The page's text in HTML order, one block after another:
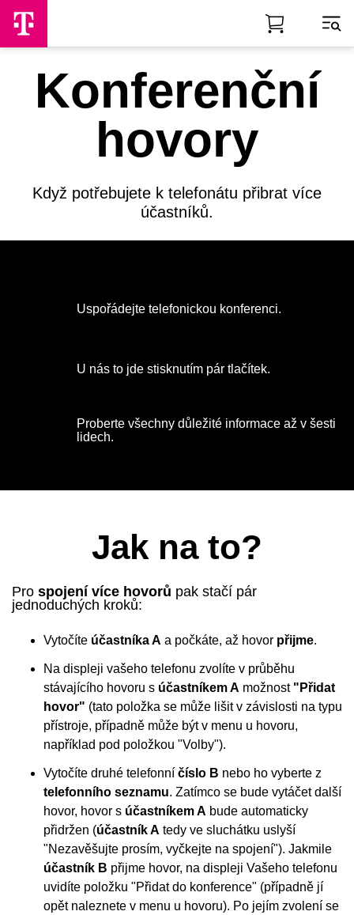
Skip to Main Content
Konferenční
hovory
Když potřebujete k telefonátu přibrat více
účastníků.
Uspořádejte telefonickou konferenci.
U nás to jde stisknutím pár tlačítek.
Proberte všechny důležité informace až v šesti
lidech.
Jak na to?
Pro spojení více hovorů pak stačí pár
jednoduchých kroků:
Vytočíte účastníka A a počkáte, až hovor přijme.
Na displeji vašeho telefonu zvolíte v průběhu
stávajícího hovoru s účastníkem A možnost "Přidat
hovor" (tato položka se může lišit v závislosti na typu
přístroje, případně může být v menu u hovoru,
například pod položkou "Volby").
Vytočíte druhé telefonní číslo B nebo ho vyberte z
telefonního seznamu. Zatímco se bude vytáčet další
hovor, hovor s účastníkem A bude automaticky
přidržen (účastník A tedy ve sluchátku uslyší
"Nezavěšujte prosím, vyčkejte na spojení"). Jakmile
účastník B přijme hovor, na displeji Vašeho telefonu
uvidíte položku "Přidat do konference" (případně jí
opět naleznete v menu u hovoru). Po jejím zvolení se